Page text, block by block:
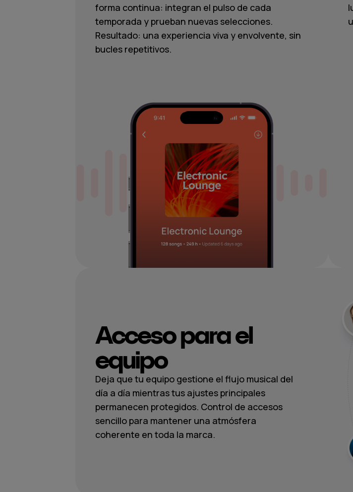
forma continua: integran el pulso de cada
temporada y prueban nuevas selecciones.
Resultado: una experiencia viva y envolvente, sin
bucles repetitivos.
Acceso para el
equipo
Deja que tu equipo gestione el flujo musical del
día a día mientras tus ajustes principales
permanecen protegidos. Control de accesos
sencillo para mantener una atmósfera
coherente en toda la marca.